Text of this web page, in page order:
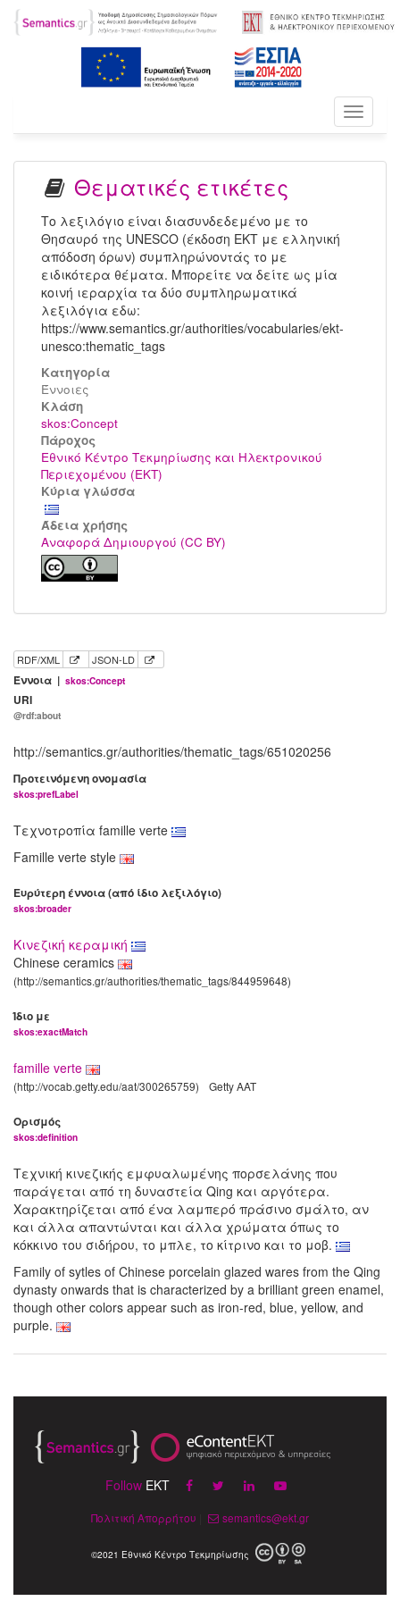
Toggle
Θεματικές ετικέτες
Το λεξιλόγιο είναι διασυνδεδεμένο με το
Θησαυρό της UNESCO (έκδοση ΕΚΤ με ελληνική
απόδοση όρων) συμπληρώνοντάς το με
ειδικότερα θέματα. Μπορείτε να δείτε ως μία
κοινή ιεραρχία τα δύο συμπληρωματικά
λεξιλόγια εδω:
https://www.semantics.gr/authorities/vocabularies/ekt-
unesco:thematic_tags
Κατηγορία
Έννοιες
Kλάση
skos:Concept
Πάροχος
Εθνικό Κέντρο Τεκμηρίωσης και Ηλεκτρονικού
Περιεχομένου (ΕΚΤ)
Κύρια γλώσσα
Άδεια χρήσης
Αναφορά Δημιουργού (CC BY)
RDF/XML JSON-LD
Έννοια | skos:Concept
URI
@rdf:about
http://semantics.gr/authorities/thematic_tags/651020256
Προτεινόμενη ονομασία
skos:prefLabel
Τεχνοτροπία famille verte
Famille verte style
Ευρύτερη έννοια (από ίδιο λεξιλόγιο)
skos:broader
Κινεζική κεραμική
Chinese ceramics
(http://semantics.gr/authorities/thematic_tags/844959648)
Ίδιο με
skos:exactMatch
famille verte
(http://vocab.getty.edu/aat/300265759) Getty AAT
Ορισμός
skos:definition
Τεχνική κινεζικής εμφυαλωμένης πορσελάνης που
παράγεται από τη δυναστεία Qing και αργότερα.
Χαρακτηρίζεται από ένα λαμπερό πράσινο σμάλτο, αν
και άλλα απαντώνται και άλλα χρώματα όπως το
κόκκινο του σιδήρου, το μπλε, το κίτρινο και το μοβ.
Family of sytles of Chinese porcelain glazed wares from the Qing
dynasty onwards that is characterized by a brilliant green enamel,
though other colors appear such as iron-red, blue, yellow, and
purple.
Follow EKT
Πολιτική Απορρήτου semantics@ekt.gr
©2021 Εθνικό Κέντρο Τεκμηρίωσης